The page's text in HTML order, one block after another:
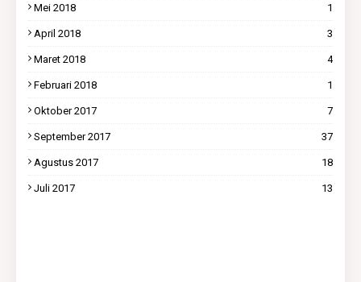
Mei 2018 1
April 2018 3
Maret 2018 4
Februari 2018 1
Oktober 2017 7
September 2017 37
Agustus 2017 18
Juli 2017 13